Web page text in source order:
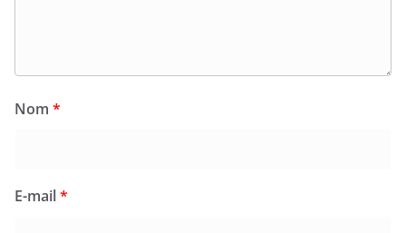
Nom *
E-mail*